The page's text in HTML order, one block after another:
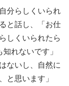
分らしくいられ
と話し、「お仕
しくいられたら
れないです」
ないし、自然に
と思います」